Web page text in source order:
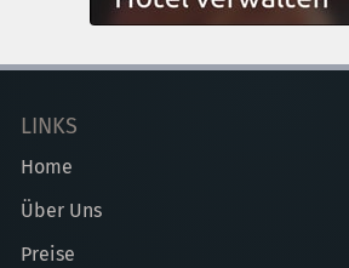
LINKS
Home
Über Uns
Preise